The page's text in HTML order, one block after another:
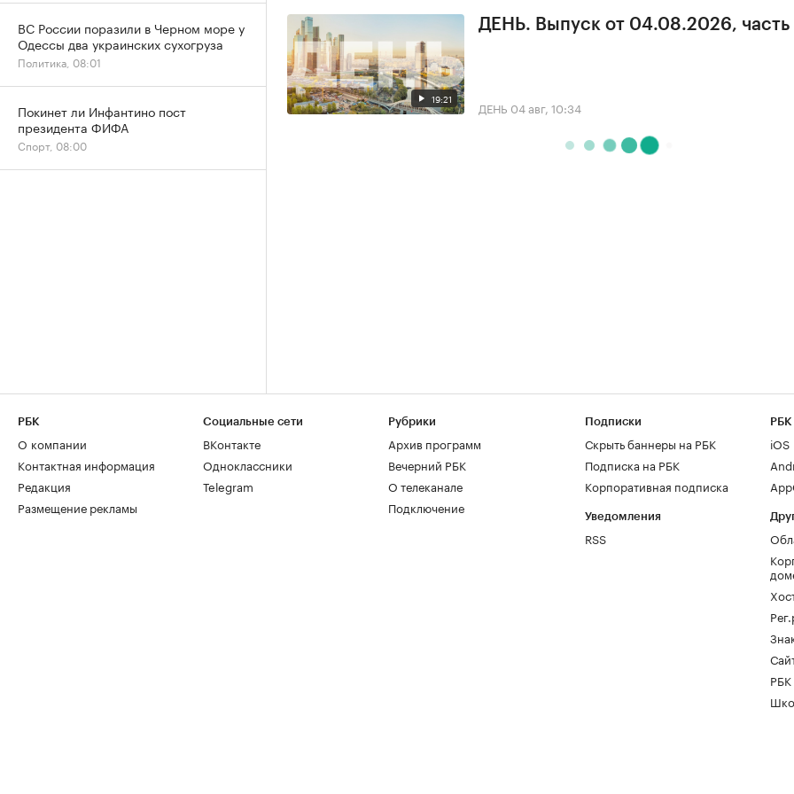
19:21
ДЕНЬ. Выпуск от 04.08.2026, часть
ДЕНЬ 04 авг, 10:34
ВС России поразили в Черном море у
Одессы два украинских сухогруза
Политика, 08:01
Покинет ли Инфантино пост
президента ФИФА
Спорт, 08:00
РБК
О компании
Контактная информация
Редакция
Размещение рекламы
Социальные сети
ВКонтакте
Одноклассники
Telegram
Рубрики
Архив программ
Вечерний РБК
О телеканале
Подключение
Подписки
Скрыть баннеры на РБК
Подписка на РБК
Корпоративная подписка
Уведомления
RSS
РБК
iOS